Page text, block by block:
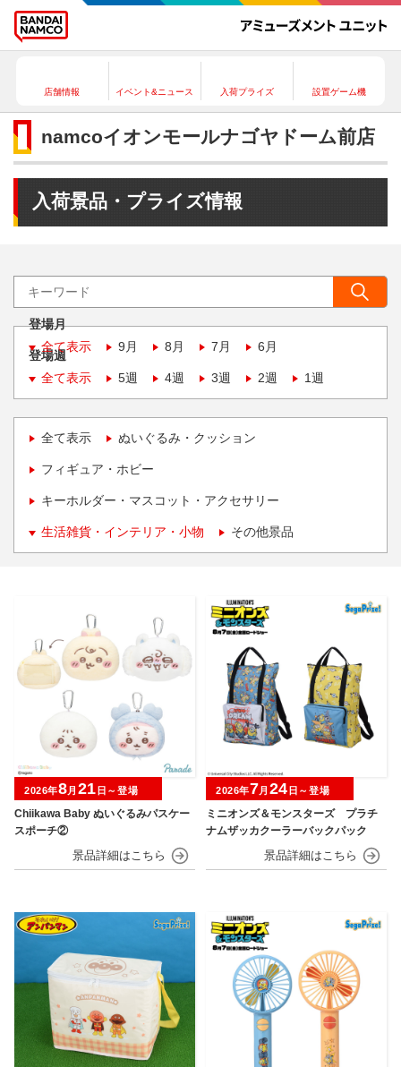
店舗情報 イベント&ニュース 入荷プライズ 設置ゲーム機
namcoイオンモールナゴヤドーム前店
入荷景品・プライズ情報
登場月
全て表示
9月 8月 7月 6月
登場週
全て表示
5週 4週 3週 2週 1週
全て表示 ぬいぐるみ・クッション
フィギュア・ホビー
キーホルダー・マスコット・アクセサリー
生活雑貨・インテリア・小物 その他景品
Chiikawa Baby ぬいぐるみパスケー
スポーチ②
2026年8月 21 日～登場
ミニオンズ＆モンスターズ プラチ
ナムザッカクーラーバックパック
2026年7月 24 日～登場